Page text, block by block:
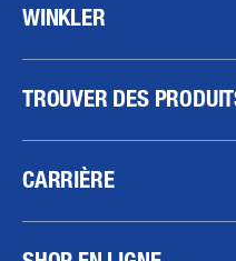
WINKLER
TROUVER DES
CARRIÈRE